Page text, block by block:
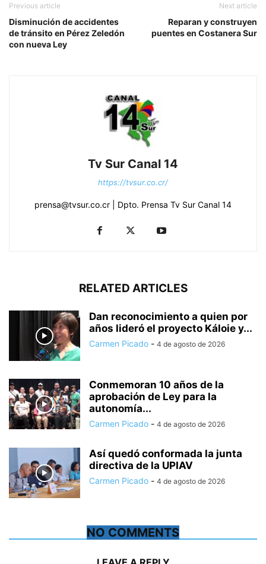
Previous article
Disminución de accidentes
de tránsito en Pérez Zeledón
con nueva Ley
Next article
Reparan y construyen
puentes en Costanera Sur
Tv Sur Canal 14
https://tvsur.co.cr/
prensa@tvsur.co.cr | Dpto. Prensa Tv Sur Canal 14
RELATED ARTICLES
Dan reconocimiento a quien por
años lideró el proyecto Káloie y...
Carmen Picado - 4 de agosto de 2026
Conmemoran 10 años de la
aprobación de Ley para la
autonomía...
Carmen Picado - 4 de agosto de 2026
Así quedó conformada la junta
directiva de la UPIAV
Carmen Picado - 4 de agosto de 2026
NO COMMENTS